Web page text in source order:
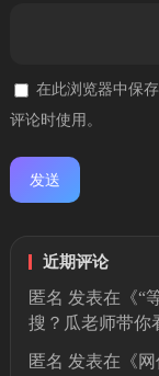
在此浏览器中保
评论时使用。
近期评论
匿名 发表在《“
搜？瓜老师带你
匿名 发表在《